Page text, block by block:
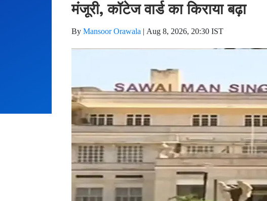
मंजूरी, कॉटेज वार्ड का किराया बढ़ा
By Mansoor Orawala | Aug 8, 2026, 20:30 IST